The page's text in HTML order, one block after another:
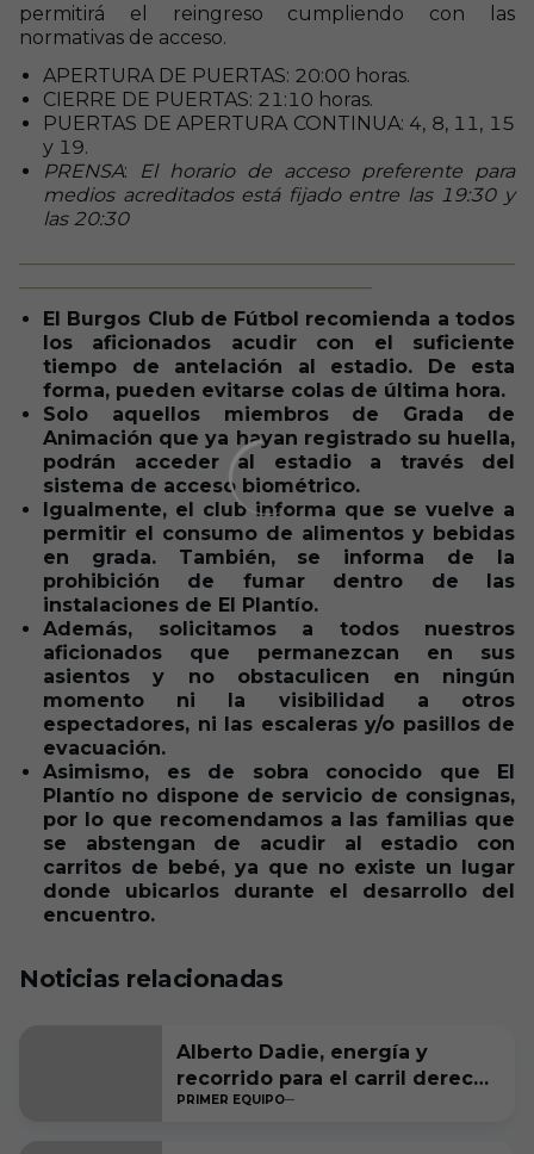
permitirá el reingreso cumpliendo con las
normativas de acceso.
APERTURA DE PUERTAS: 20:00 horas.
CIERRE DE PUERTAS: 21:10 horas.
PUERTAS DE APERTURA CONTINUA: 4, 8, 11, 15
y 19.
PRENSA:
El horario de acceso preferente para
medios acreditados está fijado entre las 19:30 y
las 20:30
El Burgos Club de Fútbol recomienda a todos
los aficionados acudir con el suficiente
tiempo de antelación al estadio. De esta
forma, pueden evitarse colas de última hora.
Solo aquellos miembros de Grada de
Animación que ya hayan registrado su huella,
podrán acceder al estadio a través del
sistema de acceso biométrico.
Igualmente, el club informa que se vuelve a
permitir el consumo de alimentos y bebidas
en grada. También, se informa de la
prohibición de fumar dentro de las
instalaciones de El Plantío.
Además, solicitamos a todos nuestros
aficionados que permanezcan en sus
asientos y no obstaculicen en ningún
momento ni la visibilidad a otros
espectadores, ni las escaleras y/o pasillos de
evacuación.
Asimismo, es de sobra conocido que El
Plantío no dispone de servicio de consignas,
por lo que recomendamos a las familias que
se abstengan de acudir al estadio con
carritos de bebé, ya que no existe un lugar
donde ubicarlos durante el desarrollo del
encuentro.
Noticias relacionadas
Alberto Dadie, energía y
recorrido para el carril derecho
blanquinegro
PRIMER EQUIPO